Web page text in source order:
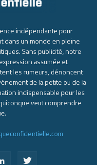
indépendante pour
dans un monde en pleine
Sans publicité, notre
assumée et
les rumeurs, dénoncent
de la petite ou de la
indispensable pour les
veut comprendre